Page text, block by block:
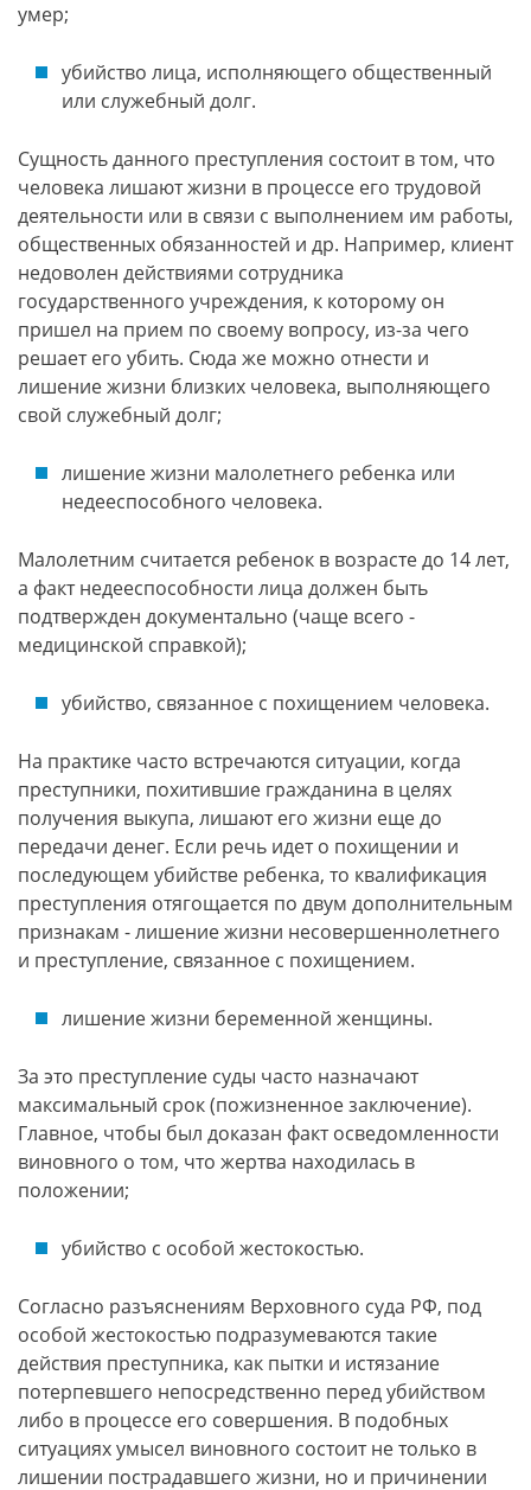
умер;
убийство лица, исполняющего общественный
или служебный долг.
Сущность данного преступления состоит в том, что
человека лишают жизни в процессе его трудовой
деятельности или в связи с выполнением им работы,
общественных обязанностей и др. Например, клиент
недоволен действиями сотрудника
государственного учреждения, к которому он
пришел на прием по своему вопросу, из-за чего
решает его убить. Сюда же можно отнести и
лишение жизни близких человека, выполняющего
свой служебный долг;
лишение жизни малолетнего ребенка или
недееспособного человека.
Малолетним считается ребенок в возрасте до 14 лет,
а факт недееспособности лица должен быть
подтвержден документально (чаще всего -
медицинской справкой);
убийство, связанное с похищением человека.
На практике часто встречаются ситуации, когда
преступники, похитившие гражданина в целях
получения выкупа, лишают его жизни еще до
передачи денег. Если речь идет о похищении и
последующем убийстве ребенка, то квалификация
преступления отягощается по двум дополнительным
признакам - лишение жизни несовершеннолетнего
и преступление, связанное с похищением.
лишение жизни беременной женщины.
За это преступление суды часто назначают
максимальный срок (пожизненное заключение).
Главное, чтобы был доказан факт осведомленности
виновного о том, что жертва находилась в
положении;
убийство с особой жестокостью.
Согласно разъяснениям Верховного суда РФ, под
особой жестокостью подразумеваются такие
действия преступника, как пытки и истязание
потерпевшего непосредственно перед убийством
либо в процессе его совершения. В подобных
ситуациях умысел виновного состоит не только в
лишении пострадавшего жизни, но и причинении